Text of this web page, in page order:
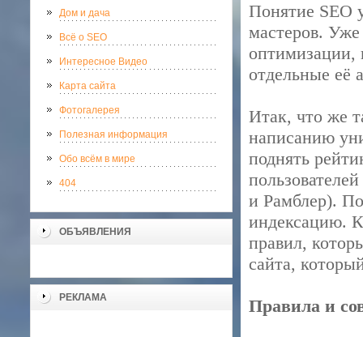
Дом и дача
Всё о SEO
Интересное Видео
Карта сайта
Фотогалерея
Полезная информация
Обо всём в мире
404
ОБЪЯВЛЕНИЯ
РЕКЛАМА
Понятие SEO
мастеров. Уже
оптимизации,
отдельные её
Итак, что же
написанию
поднять
и Рамблер).
индексацию.
правил,
сайта,
Правила и